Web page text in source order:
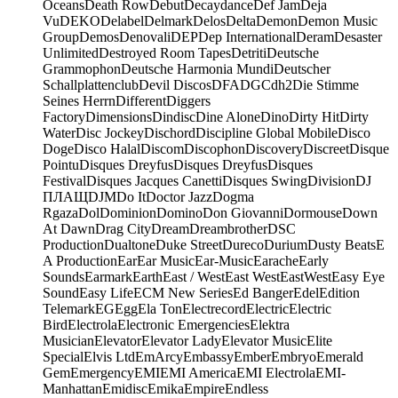
OceansDeath RowDebutDecaydanceDef JamDeja
VuDEKODelabelDelmarkDelosDeltaDemonDemon Music
GroupDemosDenovaliDEPDep InternationalDeramDesaster
UnlimitedDestroyed Room TapesDetritiDeutsche
GrammophonDeutsche Harmonia MundiDeutscher
SchallplattenclubDevil DiscosDFADGCdh2Die Stimme
Seines HerrnDifferentDiggers
FactoryDimensionsDindiscDine AloneDinoDirty HitDirty
WaterDisc JockeyDischordDiscipline Global MobileDisco
DogeDisco HalalDiscomDiscophonDiscoveryDiscreetDisque
PointuDisques DreyfusDisques DreyfusDisques
FestivalDisques Jacques CanettiDisques SwingDivisionDJ
ПЛАЩDJMDo ItDoctor JazzDogma
RgazaDolDominionDominoDon GiovanniDormouseDown
At DawnDrag CityDreamDreambrotherDSC
ProductionDualtoneDuke StreetDurecoDuriumDusty BeatsE
A ProductionEarEar MusicEar-MusicEaracheEarly
SoundsEarmarkEarthEast / WestEast WestEastWestEasy Eye
SoundEasy LifeECM New SeriesEd BangerEdelEdition
TelemarkEGEggEla TonElectrecordElectricElectric
BirdElectrolaElectronic EmergenciesElektra
MusicianElevatorElevator LadyElevator MusicElite
SpecialElvis LtdEmArcyEmbassyEmberEmbryoEmerald
GemEmergencyEMIEMI AmericaEMI ElectrolaEMI-
ManhattanEmidiscEmikaEmpireEndless